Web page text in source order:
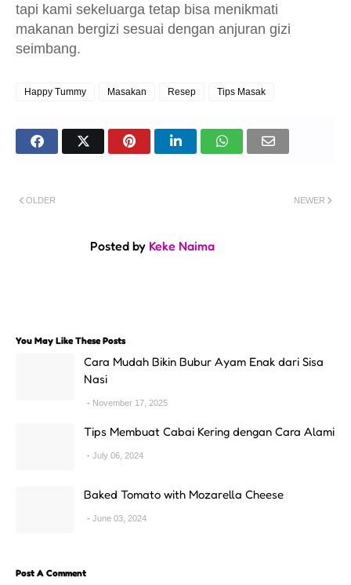
tapi kami sekeluarga tetap bisa menikmati
makanan bergizi sesuai dengan anjuran gizi
seimbang.
Happy Tummy Masakan Resep Tips Masak
NEWER
OLDER
Posted by Keke Naima
You May Like These Posts
Cara Mudah Bikin Bubur Ayam Enak dari Sisa
Nasi
November 17, 2025
Tips Membuat Cabai Kering dengan Cara Alami
July 06, 2024
Baked Tomato with Mozarella Cheese
June 03, 2024
Post A Comment